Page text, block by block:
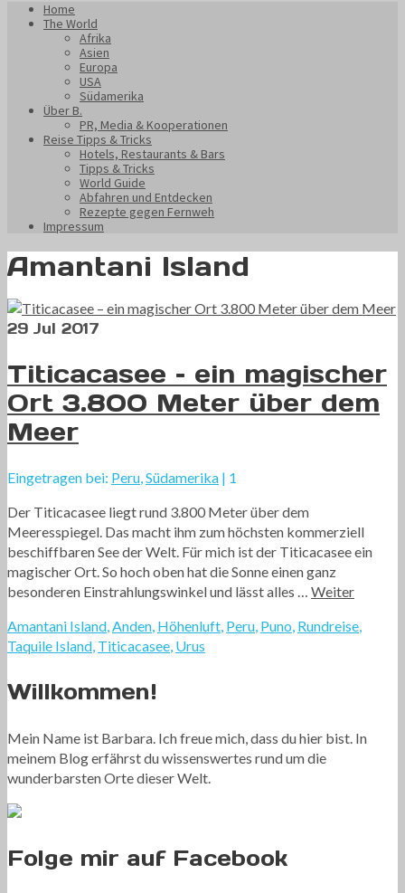
Home
The World
Afrika
Asien
Europa
USA
Südamerika
Über B.
PR, Media & Kooperationen
Reise Tipps & Tricks
Hotels, Restaurants & Bars
Tipps & Tricks
World Guide
Abfahren und Entdecken
Rezepte gegen Fernweh
Impressum
Amantani Island
29 Jul 2017
Titicacasee – ein magischer
Ort 3.800 Meter über dem
Meer
Eingetragen bei: Peru Südamerika | 1
Der Titicacasee liegt rund 3.800 Meter über dem
Meeresspiegel. Das macht ihm zum höchsten kommerziell
beschiffbaren See der Welt. Für mich ist der Titicacasee ein
magischer Ort. So hoch oben hat die Sonne einen ganz
besonderen Einstrahlungswinkel und lässt alles … Weiter
Amantani Island Anden Höhenluft Peru Puno Rundreise
Taquile Island Titicacasee Urus
Willkommen!
Mein Name ist Barbara. Ich freue mich, dass du hier bist. In
meinem Blog erfährst du wissenswertes rund um die
wunderbarsten Orte dieser Welt.
Folge mir auf Facebook